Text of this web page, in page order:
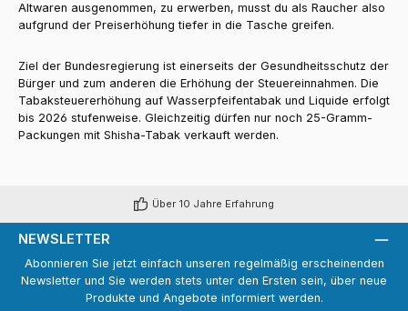
Altwaren ausgenommen, zu erwerben, musst du als Raucher also
aufgrund der Preiserhöhung tiefer in die Tasche greifen.
Ziel der Bundesregierung ist einerseits der Gesundheitsschutz der
Bürger und zum anderen die Erhöhung der Steuereinnahmen. Die
Tabaksteuererhöhung auf Wasserpfeifentabak und Liquide erfolgt
bis 2026 stufenweise. Gleichzeitig dürfen nur noch 25-Gramm-
Packungen mit Shisha-Tabak verkauft werden.
Über 10 Jahre Erfahrung
NEWSLETTER
Abonnieren Sie jetzt einfach unseren regelmäßig erscheinenden
Newsletter und Sie werden stets unter den Ersten sein, über neue
Produkte und Angebote informiert werden.